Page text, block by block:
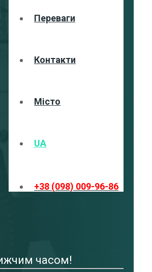
Переваги
Контакти
Місто
UA
+38 (098) 009-96-86
часом!